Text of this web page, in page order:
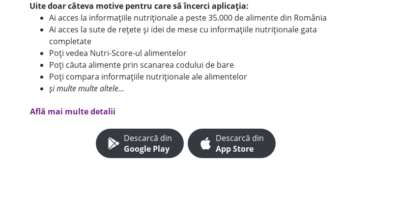
Uite doar câteva motive pentru care să încerci aplicația:
Ai acces la informațiile nutriționale a peste 35.000 de alimente din România
Ai acces la sute de rețete și idei de mese cu informațiile nutriționale gata
completate
Poți vedea Nutri-Score-ul alimentelor
Poți căuta alimente prin scanarea codului de bare
Poți compara informațiile nutriționale ale alimentelor
și multe multe altele...
Află mai multe detalii
Descarcă din
Google Play
Descarcă din
App Store